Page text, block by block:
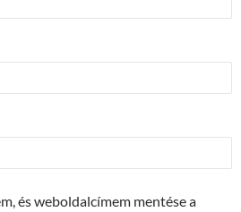
és weboldalcímem mentése a